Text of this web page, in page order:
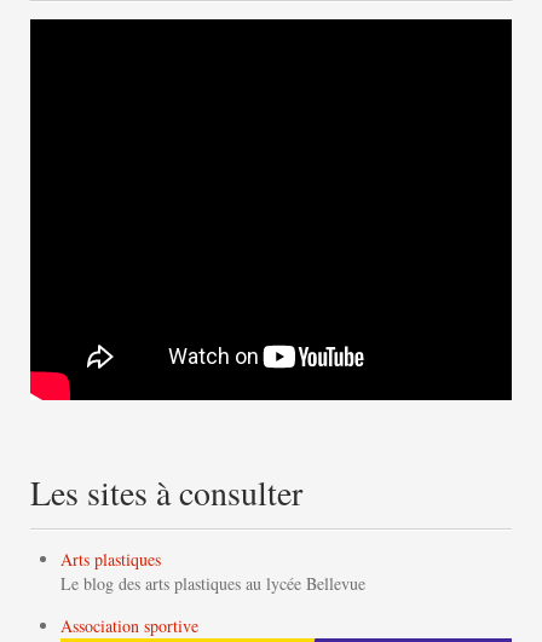
Les sites à consulter
Arts plastiques
Le blog des arts plastiques au lycée Bellevue
Association sportive